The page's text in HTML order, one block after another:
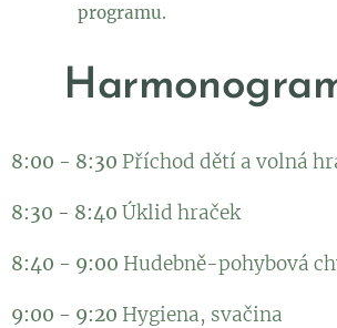
programu.
8:00 - 8:30 Příchod dětí a volná
8:30 - 8:40 Úklid hraček
8:40 - 9:00 Hudebně-pohybová
9:00 - 9:20 Hygiena, svačina